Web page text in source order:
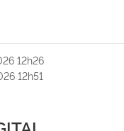
12h26
12h51